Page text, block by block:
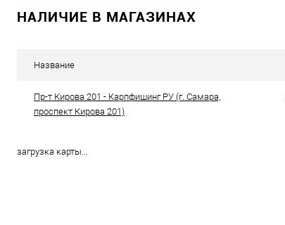
НАЛИЧИЕ В МАГАЗИНАХ
Название
Пр-т Кирова 201 - Карпфишинг РУ (г. Самара,
проспект Кирова 201)
загрузка карты...